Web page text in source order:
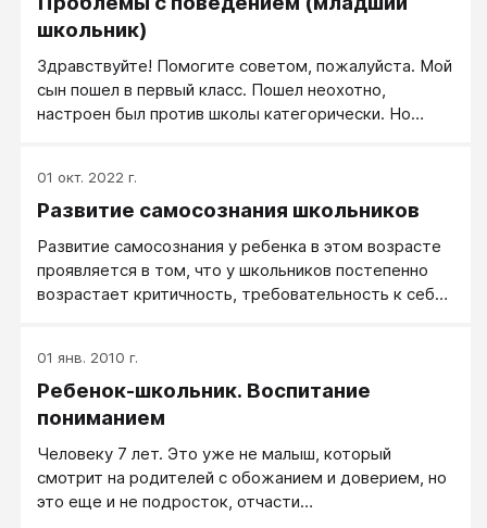
школьник)
Здравствуйте! Помогите советом, пожалуйста. Мой
сын пошел в первый класс. Пошел неохотно,
настроен был против школы категорически. Но
что ей нравится с ним работать. Но... Огромные
проблемы с поведением и с общением.
сын проявляет агрессию, нетерпимость,
неуважение к взрослым.
01 окт. 2022 г.
Развитие самосознания школьников
Развитие самосознания у ребенка в этом возрасте
проявляется в том, что у школьников постепенно
возрастает критичность, требовательность к себе.
связывают только лишь с объективными
обстоятельствами. Второклассники и
третьеклассники относятся к себе уже более
свои поступки, не только успехи, но и свои неудачи в
учении.
01 янв. 2010 г.
Ребенок-школьник. Воспитание
пониманием
Человеку 7 лет. Это уже не малыш, который
смотрит на родителей с обожанием и доверием, но
это еще и не подросток, отчасти